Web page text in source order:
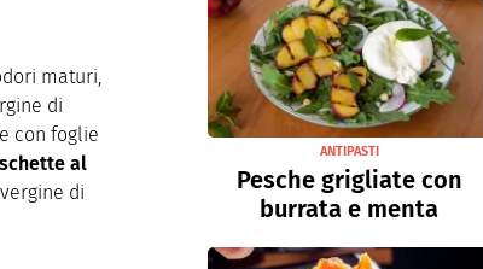
maturi,
di
con foglie
al
di
ANTIPASTI
Pesche grigliate con
burrata e menta